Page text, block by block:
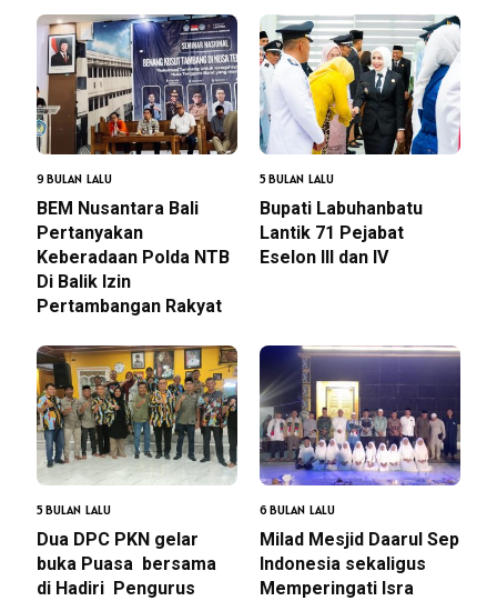
9 BULAN LALU
BEM Nusantara Bali
Pertanyakan
Keberadaan Polda NTB
Di Balik Izin
Pertambangan Rakyat
5 BULAN LALU
Bupati Labuhanbatu
Lantik 71 Pejabat
Eselon III dan IV
5 BULAN LALU
Dua DPC PKN gelar
buka Puasa bersama
di Hadiri Pengurus
6 BULAN LALU
Milad Mesjid Daarul Sep
Indonesia sekaligus
Memperingati Isra